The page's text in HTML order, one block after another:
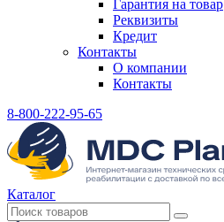
Гарантия на товар
Реквизиты
Кредит
Контакты
О компании
Контакты
8-800-222-95-65
Каталог